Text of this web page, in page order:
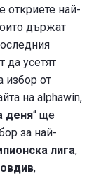
откриете най-
държат
да усетят
избор от
на alphawin,
деня“ ще
за най-
лига,
,